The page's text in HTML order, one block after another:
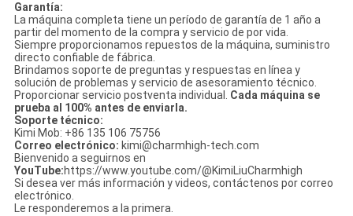
Garantía:
La máquina completa tiene un período de garantía de 1 año a
partir del momento de la compra y servicio de por vida.
Siempre proporcionamos repuestos de la máquina, suministro
directo confiable de fábrica.
Brindamos soporte de preguntas y respuestas en línea y
solución de problemas y servicio de asesoramiento técnico.
Proporcionar servicio postventa individual. Cada máquina se
prueba al 100% antes de enviarla.
Soporte técnico:
Kimi Mob: +86 135 106 75756
Correo electrónico: kimi@charmhigh-tech.com
Bienvenido a seguirnos en
YouTube:https://www.youtube.com/@KimiLiuCharmhigh
Si desea ver más información y videos, contáctenos por correo
electrónico.
Le responderemos a la primera.